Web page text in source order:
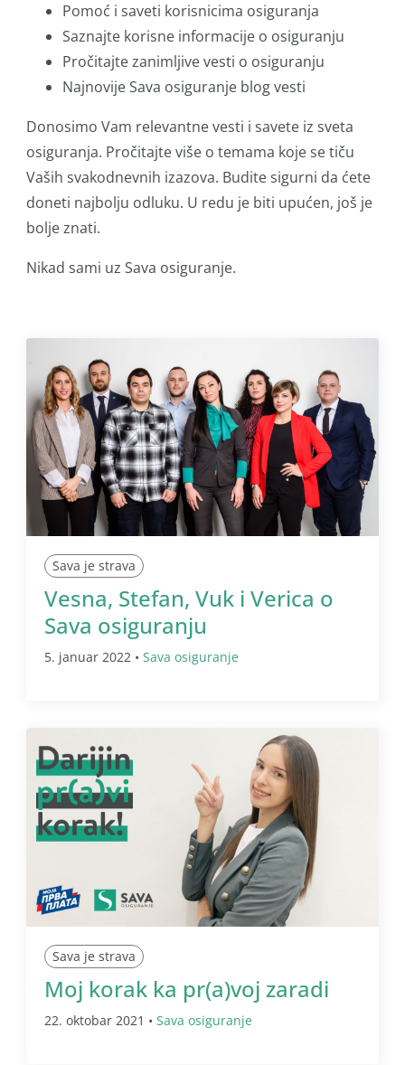
Pomoć i saveti korisnicima osiguranja
Saznajte korisne informacije o osiguranju
Pročitajte zanimljive vesti o osiguranju
Najnovije Sava osiguranje blog vesti
Donosimo Vam relevantne vesti i savete iz sveta
osiguranja. Pročitajte više o temama koje se tiču
Vaših svakodnevnih izazova. Budite sigurni da ćete
doneti najbolju odluku. U redu je biti upućen, još je
bolje znati.
Nikad sami uz Sava osiguranje.
Sava je strava
Vesna, Stefan, Vuk i Verica o
Sava osiguranju
5. januar 2022 • Sava osiguranje
Sava je strava
Moj korak ka pr(a)voj zaradi
22. oktobar 2021 • Sava osiguranje